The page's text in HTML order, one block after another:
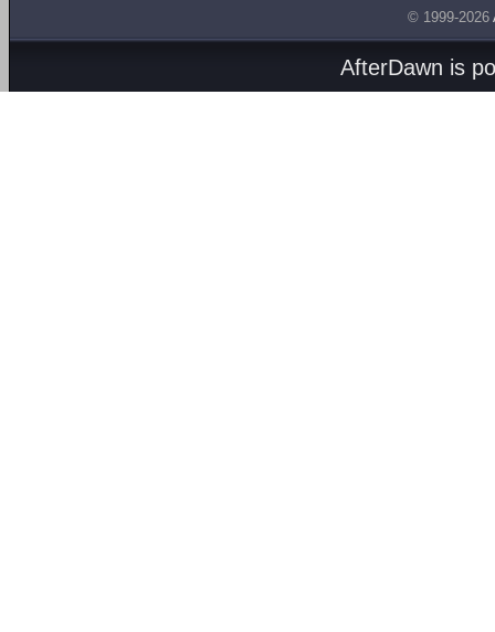
© 1999-2026
AfterDawn is